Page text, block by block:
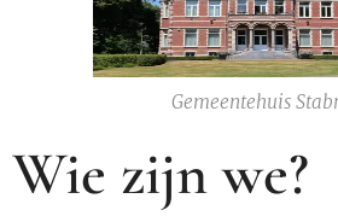
Gemeentehuis
Wie zijn we?